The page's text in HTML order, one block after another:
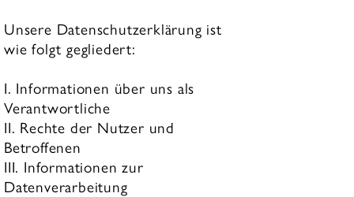
Unsere Datenschutzerklärung ist
wie folgt gegliedert:
I. Informationen über uns als
Verantwortliche
II. Rechte der Nutzer und
Betroffenen
III. Informationen zur
Datenverarbeitung